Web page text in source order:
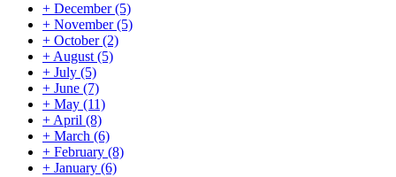
+ December(5)
+ November(5)
+ October(2)
+ August (5)
+ July (5)
+ June (7)
+ May (11)
+ April (8)
+ March (6)
+ February (8)
+ January (6)